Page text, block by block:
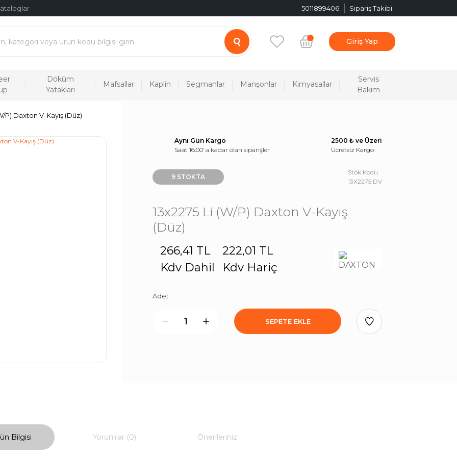
5011899406 Sipariş Takibi
Giriş Yap
Döküm
Yatakları
Mafsallar Kaplin Segmanlar Manşonlar Kimyasallar
Servis
Bakım
P) Daxton V-Kayış (Düz)
Aynı Gün Kargo
Saat 16:00’ a kadar olan siparişler
2500 ₺ ve Üzeri
Ücretsiz Kargo
9 STOKTA
Stok Kodu
13X2275 DV
13x2275 Li (W/P) Daxton V-Kayış
(Düz)
266,41 TL
Kdv Dahil
222,01 TL
Kdv Hariç
Adet
SEPETE EKLE
Bilgisi Yorumlar (0) Önerileriniz